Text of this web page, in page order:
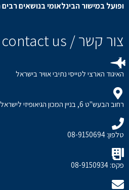
ופועל במישור הבינלאומי בנושאים
צור קשר / contact us
האיגוד הארצי לטייסי נתיבי אוויר בישראל
רחוב הבעש"ט 6, בניין המכון הגיאופיזי לישראל, אזור התעשייה הצפוני, לוד
טלפון: 08-9150694
פקס: 08-9150934